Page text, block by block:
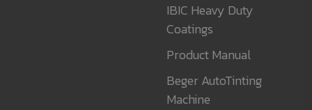
IBIC Heavy Duty
Coatings
Product Manual
Beger AutoTinting
Machine